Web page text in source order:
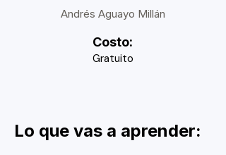
Andrés Aguayo Millán
Costo:
Gratuito
Lo que vas a aprender: